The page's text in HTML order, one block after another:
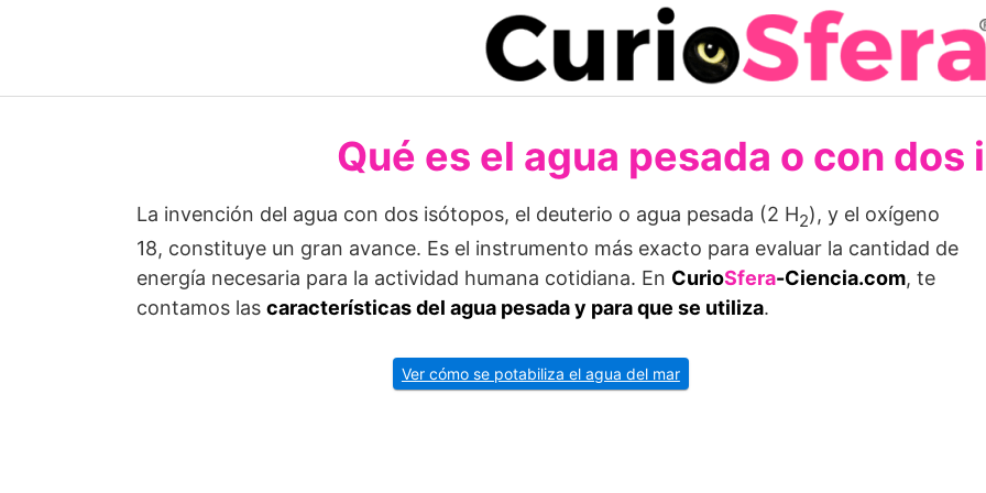
Qué es el agua pesada o con dos
La invención del agua con dos isótopos, el deuterio o agua pesada (2 H2), y el oxígeno
18, constituye un gran avance. Es el instrumento más exacto para evaluar la cantidad de
energía necesaria para la actividad humana cotidiana. En CurioSfera-Ciencia.com, te
contamos las características del agua pesada y para que se utiliza.
Ver cómo se potabiliza el agua del mar